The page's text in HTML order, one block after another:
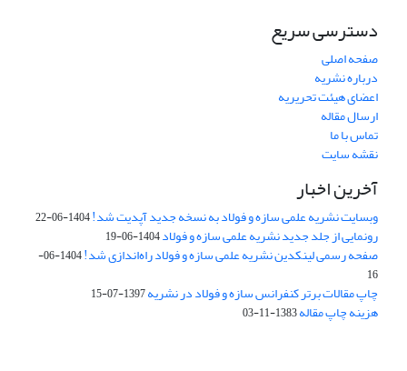
دسترسی سریع
صفحه اصلی
درباره نشریه
اعضای هیئت تحریریه
ارسال مقاله
تماس با ما
نقشه سایت
آخرین اخبار
وبسایت نشریه علمی سازه و فولاد به نسخه جدید آپدیت شد!1404-06-22
رونمایی از جلد جدید نشریه علمی سازه و فولاد1404-06-19
صفحه رسمی لینکدین نشریه علمی سازه و فولاد راه‌اندازی شد!
1404-06-
16
چاپ مقالات برتر کنفرانس سازه و فولاد در نشریه1397-07-15
هزینه چاپ مقاله1383-11-03